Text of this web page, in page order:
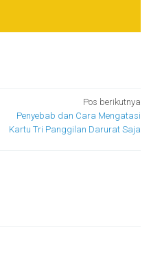
Pos berikutnya
Penyebab dan Cara Mengatasi
Kartu Tri Panggilan Darurat Saja